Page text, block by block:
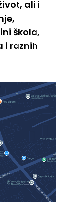
ali i
škola,
i raznih